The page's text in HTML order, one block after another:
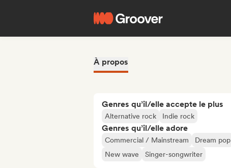
À propos
Genres qu’il/elle accepte le plus
Alternative rock Indie rock
Genres qu’il/elle adore
Commercial / Mainstream Dream pop
New wave
Singer-songwriter